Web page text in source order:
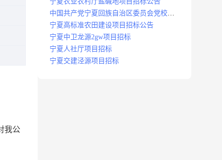
我公
中国共产党宁夏回族自治区委员会党校
2023年网络课程采购项目项目招标公告
宁夏高标准农田建设项目招标公告
宁夏中卫龙源2gw项目招标
宁夏人社厅项目招标
宁夏交建泾源项目招标